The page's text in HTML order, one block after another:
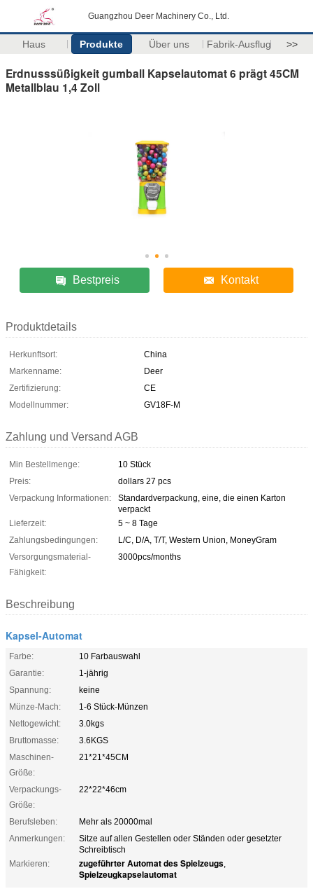
Guangzhou Deer Machinery Co., Ltd.
Haus Produkte Über uns Fabrik-Ausflug >>
Erdnusssüßigkeit gumball Kapselautomat 6 prägt 45CM
Metallblau 1,4 Zoll
Bestpreis Kontakt
Produktdetails
Herkunftsort:
China
Markenname:
Deer
Zertifizierung:
CE
Modellnummer:
GV18F-M
Zahlung und Versand AGB
Min Bestellmenge:
10 Stück
Preis:
dollars 27 pcs
Verpackung Informationen:
Standardverpackung, eine, die einen Karton
verpackt
Lieferzeit:
5 ~ 8 Tage
Zahlungsbedingungen:
L/C, D/A, T/T, Western Union, MoneyGram
Versorgungsmaterial-
Fähigkeit:
3000pcs/months
Beschreibung
Kapsel-Automat
Farbe:
10 Farbauswahl
Garantie:
1-jährig
Spannung:
keine
Münze-Mach:
1-6 Stück-Münzen
Nettogewicht:
3.0kgs
Bruttomasse:
3.6KGS
Maschinen-
Größe:
21*21*45CM
Verpackungs-
Größe:
22*22*46cm
Berufsleben:
Mehr als 20000mal
Anmerkungen:
Sitze auf allen Gestellen oder Ständen oder gesetzter
Schreibtisch
Markieren:
zugeführter Automat des Spielzeugs,
Spielzeugkapselautomat